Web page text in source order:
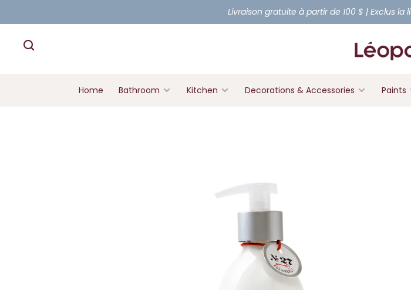
Livraison gratuite à partir de 100 $ | Exclus
Home Bathroom Kitchen Decorations & Accessories Paints